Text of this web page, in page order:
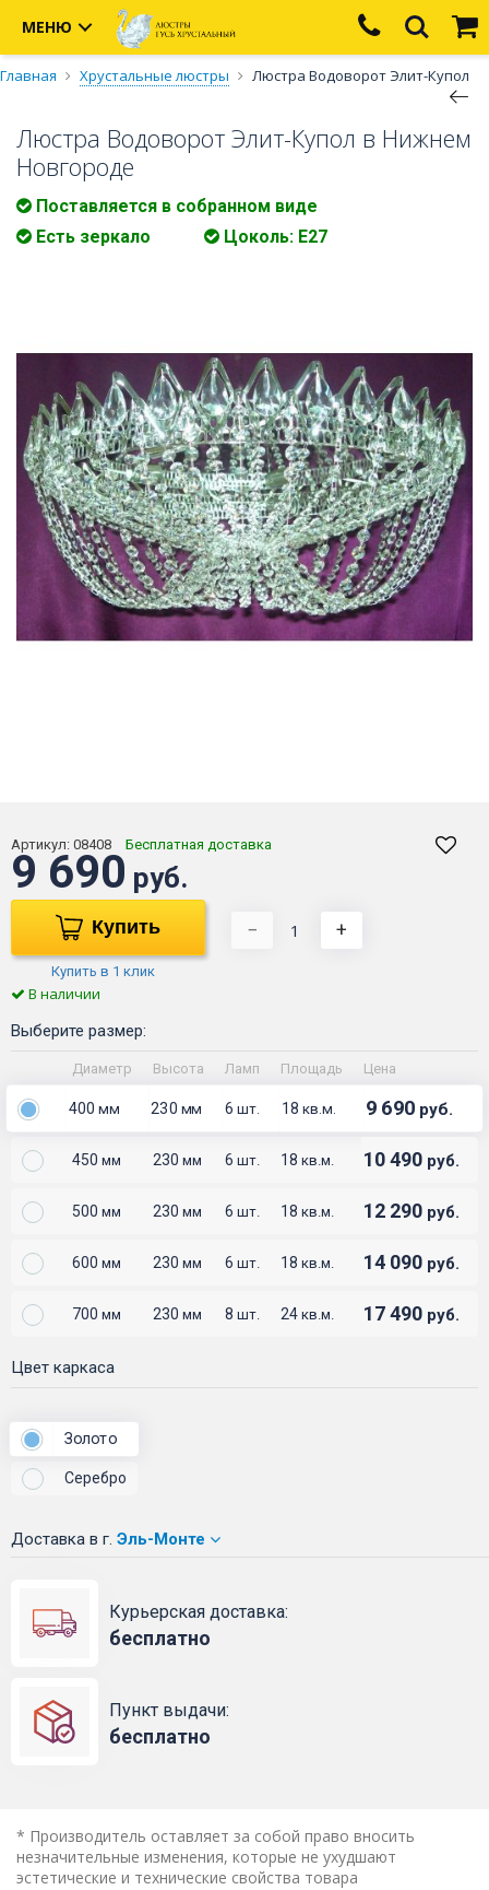
МЕНЮ
Главная Хрустальные люстры Люстра Водоворот Элит-Купол
Люстра Водоворот Элит-Купол в Нижнем
Новгороде
Поставляется в собранном виде
Есть зеркало
Цоколь: Е27
Артикул: 08408 Бесплатная доставка
9 690 руб.
Купить
Купить в 1 клик
− +
В наличии
Выберите размер:
Диаметр Высота Ламп Площадь Цена
400мм 230 мм 6 шт. 18кв.м. 9 690 руб.
450 мм 230 мм 6 шт. 18 кв.м. 10 490 руб.
500 мм 230 мм 6 шт. 18 кв.м. 12 290 руб.
600 мм 230 мм 6 шт. 18 кв.м. 14 090 руб.
700 мм 230 мм 8 шт. 24 кв.м. 17 490 руб.
Цвет каркаса
Золото
Серебро
Доставка в г. Эль-Монте
Курьерская доставка:
бесплатно
Пункт выдачи:
бесплатно
* Производитель оставляет за собой право вносить
незначительные изменения, которые не ухудшают
эстетические и технические свойства товара